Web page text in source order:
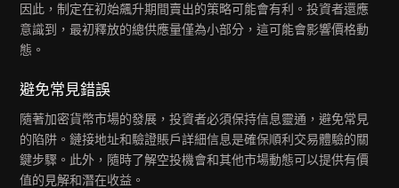
因此，制定在初始飆升期間賣出的策略可能會有利。投資者還應
意識到，最初釋放的總供應量僅為小部分，這可能會影響價格動
態。
避免常見錯誤
隨著加密貨幣市場的發展，投資者必須保持信息靈通，避免常見
的陷阱。鏈接地址和驗證賬戶詳細信息是確保順利交易體驗的關
鍵步驟。此外，隨時了解空投機會和其他市場動態可以提供有價
值的見解和潛在收益。